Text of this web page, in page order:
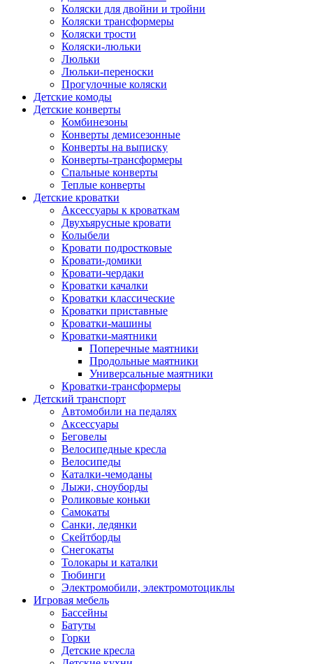
Коляски для двойни и тройни
Коляски трансформеры
Коляски трости
Коляски-люльки
Люльки
Люльки-переноски
Прогулочные коляски
Детские комоды
Детские конверты
Комбинезоны
Конверты демисезонные
Конверты на выписку
Конверты-трансформеры
Спальные конверты
Теплые конверты
Детские кроватки
Аксессуары к кроваткам
Двухъярусные кровати
Колыбели
Кровати подростковые
Кровати-домики
Кровати-чердаки
Кроватки качалки
Кроватки классические
Кроватки приставные
Кроватки-машины
Кроватки-маятники
Поперечные маятники
Продольные маятники
Универсальные маятники
Кроватки-трансформеры
Детский транспорт
Автомобили на педалях
Аксессуары
Беговелы
Велосипедные кресла
Велосипеды
Каталки-чемоданы
Лыжи, сноуборды
Роликовые коньки
Самокаты
Санки, ледянки
Скейтборды
Снегокаты
Толокары и каталки
Тюбинги
Электромобили, электромотоциклы
Игровая мебель
Бассейны
Батуты
Горки
Детские кресла